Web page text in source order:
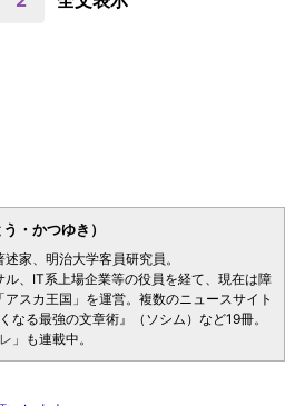
・かつゆき）
家、明治大学客員研究員。
ル、IT系上場企業等の役員を経て、現在は障
スカ王国」を運営。複数のニュースサイト
なる最強の文章術』（ソシム）など19冊。
」も連載中。